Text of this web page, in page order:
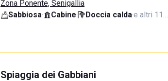
Zona Ponente, Senigallia
Sabbiosa· Cabine· Doccia calda·e altri 11…
Spiaggia dei Gabbiani